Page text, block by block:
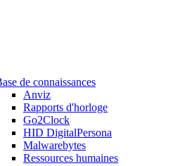
de connaissances
Anviz
Rapports d'horloge
Go2Clock
HID DigitalPersona
Malwarebytes
Ressources humaines